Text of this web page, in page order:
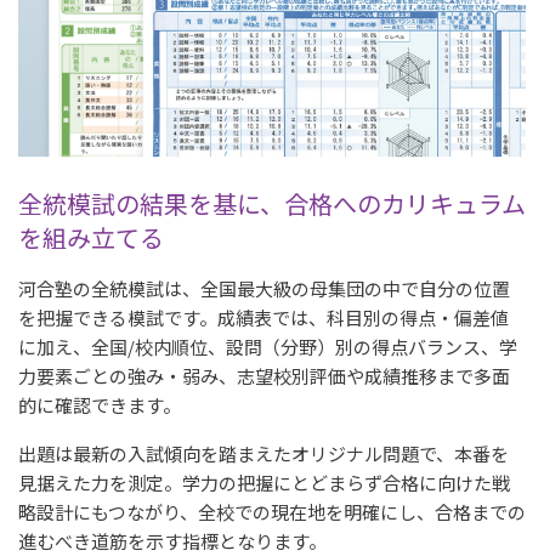
全統模試の結果を基に、合格へのカリキュラム
を組み立てる
河合塾の全統模試は、全国最大級の母集団の中で自分の位置
を把握できる模試です。成績表では、科目別の得点・偏差値
に加え、全国/校内順位、設問（分野）別の得点バランス、学
力要素ごとの強み・弱み、志望校別評価や成績推移まで多面
的に確認できます。
出題は最新の入試傾向を踏まえたオリジナル問題で、本番を
見据えた力を測定。学力の把握にとどまらず合格に向けた戦
略設計にもつながり、全校での現在地を明確にし、合格までの
進むべき道筋を示す指標となります。